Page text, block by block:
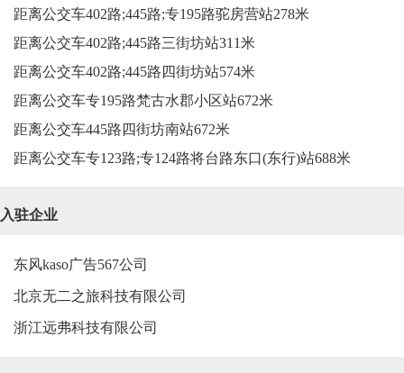
距离公交车402路;445路;专195路驼房营站278米
距离公交车402路;445路三街坊站311米
距离公交车402路;445路四街坊站574米
距离公交车专195路梵古水郡小区站672米
距离公交车445路四街坊南站672米
距离公交车专123路;专124路将台路东口(东行)站688米
入驻企业
东风kaso广告567公司
北京无二之旅科技有限公司
浙江远弗科技有限公司